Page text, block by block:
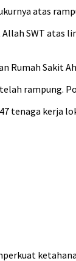
atas
SWT
Rumah
tenaga kerja